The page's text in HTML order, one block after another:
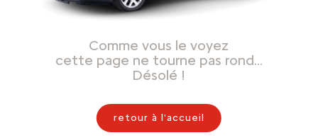
Comme vous le voyez
cette page ne tourne pas rond…
Désolé !
retour à l'accueil